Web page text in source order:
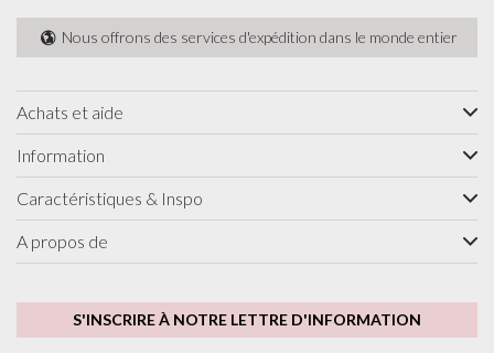
Nous offrons des services d'expédition dans le monde entier
Achats et aide
Information
Caractéristiques & Inspo
A propos de
S'INSCRIRE À NOTRE LETTRE D'INFORMATION